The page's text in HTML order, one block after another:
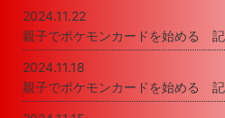
2024.11.22
親子でポケモンカードを始める
2024.11.18
親子でポケモンカードを始める